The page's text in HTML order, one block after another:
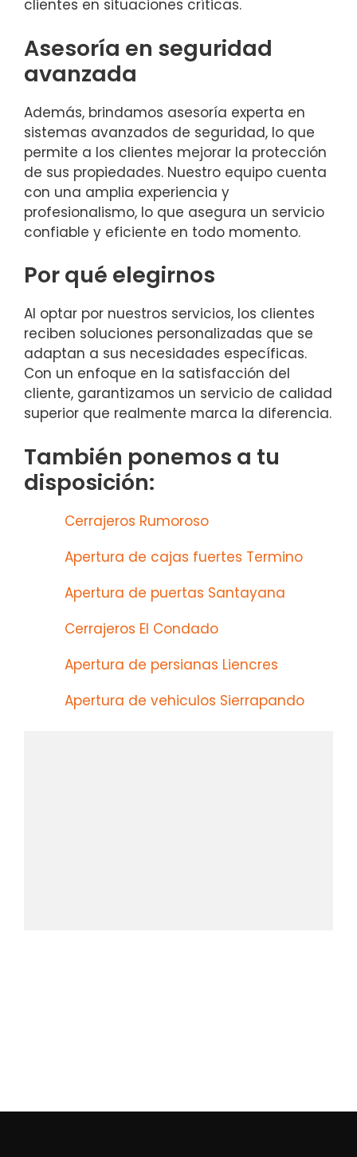
clientes en situaciones críticas.
Asesoría en seguridad
avanzada
Además, brindamos asesoría experta en
sistemas avanzados de seguridad, lo que
permite a los clientes mejorar la protección
de sus propiedades. Nuestro equipo cuenta
con una amplia experiencia y
profesionalismo, lo que asegura un servicio
confiable y eficiente en todo momento.
Por qué elegirnos
Al optar por nuestros servicios, los clientes
reciben soluciones personalizadas que se
adaptan a sus necesidades específicas.
Con un enfoque en la satisfacción del
cliente, garantizamos un servicio de calidad
superior que realmente marca la diferencia.
También ponemos a tu
disposición:
Cerrajeros Rumoroso
Apertura de cajas fuertes Termino
Apertura de puertas Santayana
Cerrajeros El Condado
Apertura de persianas Liencres
Apertura de vehiculos Sierrapando